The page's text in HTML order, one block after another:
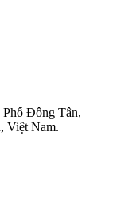
Đông Tân,
Việt Nam.